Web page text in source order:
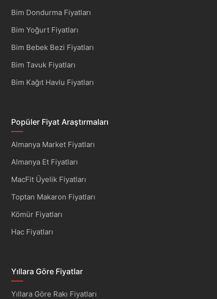
Bim Dondurma Fiyatları
Bim Yoğurt Fiyatları
Bim Bebek Bezi Fiyatları
Bim Tavuk Fiyatları
Bim Kağıt Havlu Fiyatları
Popüler Fiyat Araştırmaları
Almanya Market Fiyatları
Almanya Et Fiyatları
MacFit Üyelik Fiyatları
Toptan Makaron Fiyatları
Kömür Fiyatları
Hac Fiyatları
Yıllara Göre Fiyatlar
Yıllara Göre Rakı Fiyatları